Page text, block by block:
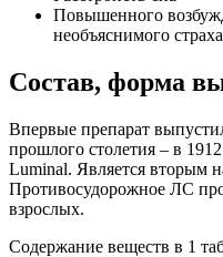
Повышенного
необъяснимого
Состав, форма
Впервые препарат
прошлого столетия – в
Luminal. Является вторым
Противосудорожное ЛС
взрослых.
Содержание веществ в 1